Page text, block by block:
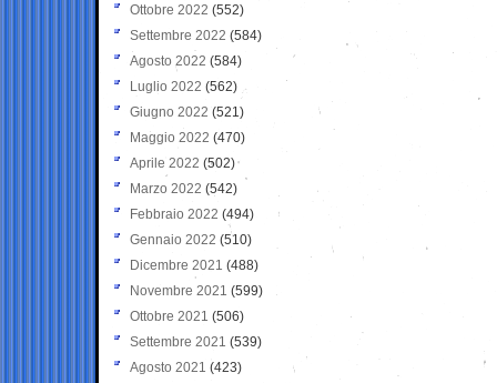
Ottobre 2022 (552)
Settembre 2022 (584)
Agosto 2022 (584)
Luglio 2022 (562)
Giugno 2022 (521)
Maggio 2022 (470)
Aprile 2022 (502)
Marzo 2022 (542)
Febbraio 2022 (494)
Gennaio 2022 (510)
Dicembre 2021 (488)
Novembre 2021 (599)
Ottobre 2021 (506)
Settembre 2021 (539)
Agosto 2021 (423)